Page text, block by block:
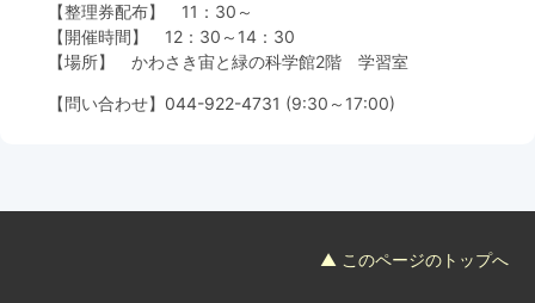
自然環境保全管理会議
お問合わせ
【整理券配布】 11：30～
【開催時間】 12：30～14：30
【場所】 かわさき宙と緑の科学館2階 学習室
【問い合わせ】 044-922-4731 (9:30～17:00)
▲ このページのトップへ